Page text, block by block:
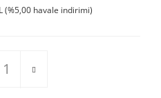
(%5,00 havale indirimi)